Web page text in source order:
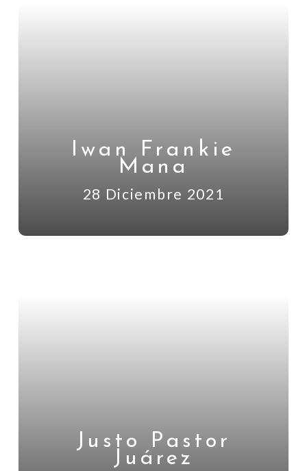
Iwan Frankie
Mana
28 Diciembre 2021
Justo Pastor
Juárez